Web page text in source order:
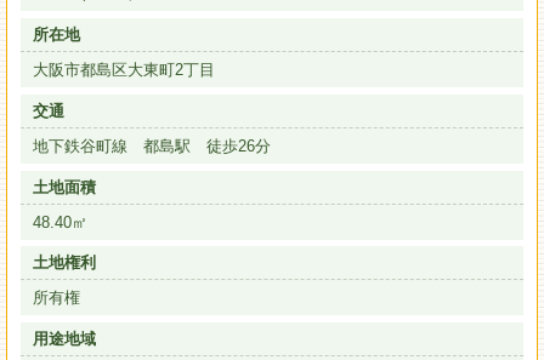
所在地
大阪市都島区大東町2丁目
交通
地下鉄谷町線 都島駅 徒歩26分
土地面積
48.40㎡
土地権利
所有権
用途地域